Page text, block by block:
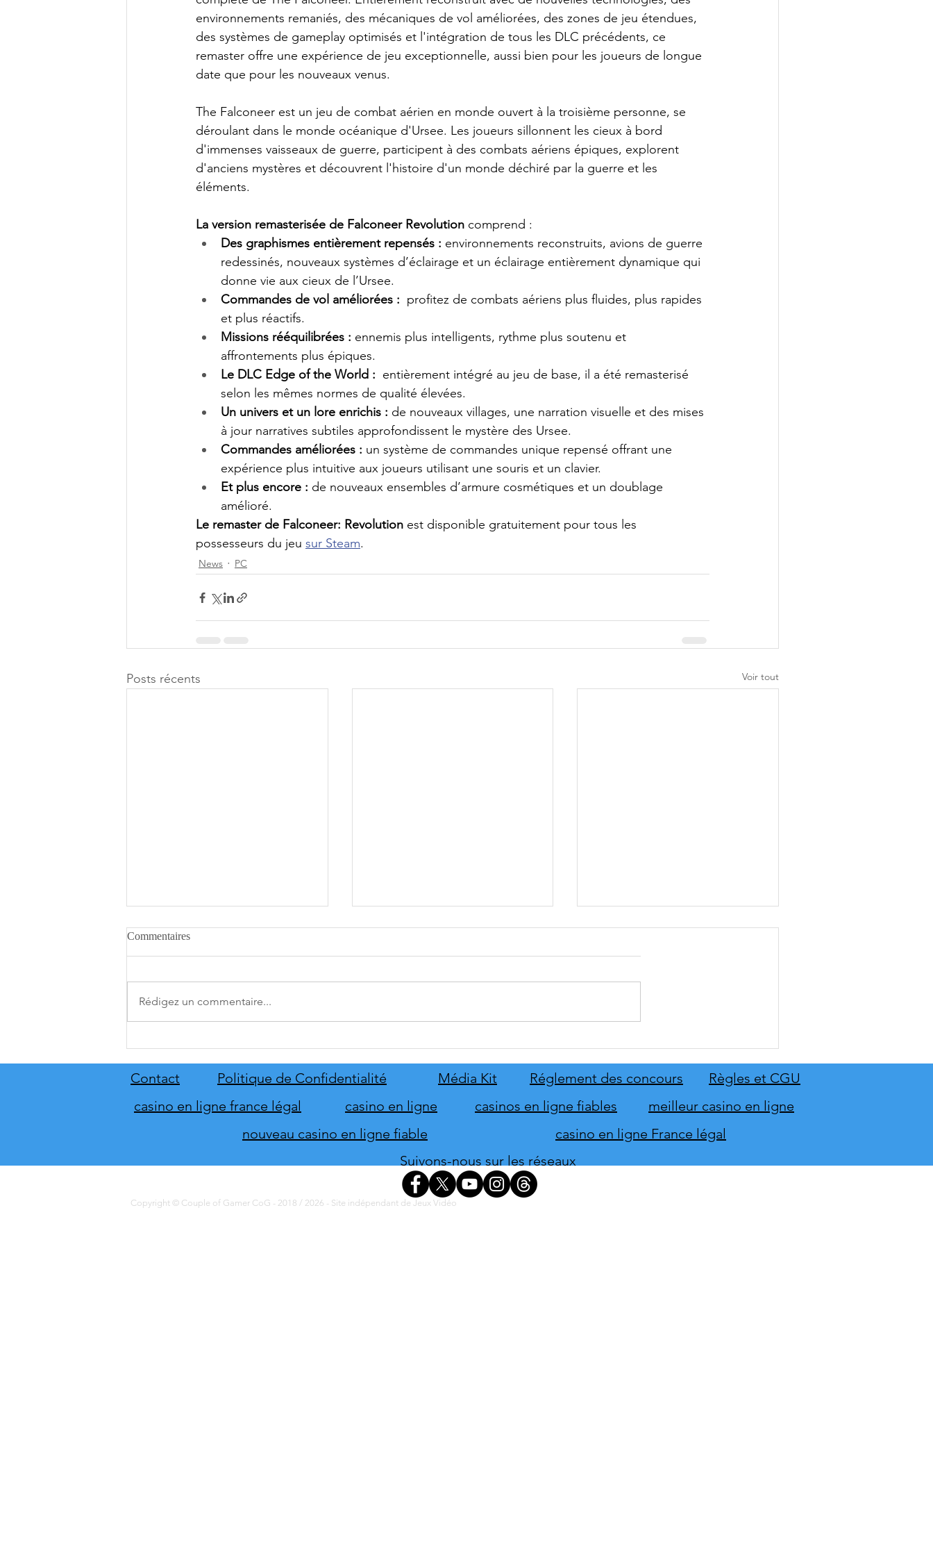
environnements remaniés, des mécaniques de vol améliorées, des zones de jeu étendues,
des systèmes de gameplay optimisés et l'intégration de tous les DLC précédents, ce
remaster offre une expérience de jeu exceptionnelle, aussi bien pour les joueurs de longue
date que pour les nouveaux venus.
The Falconeer est un jeu de combat aérien en monde ouvert à la troisième personne, se
déroulant dans le monde océanique d'Ursee. Les joueurs sillonnent les cieux à bord
d'immenses vaisseaux de guerre, participent à des combats aériens épiques, explorent
d'anciens mystères et découvrent l'histoire d'un monde déchiré par la guerre et les
éléments.
La version remasterisée de Falconeer Revolution comprend :
Des graphismes entièrement repensés : environnements reconstruits, avions de guerre
redessinés, nouveaux systèmes d’éclairage et un éclairage entièrement dynamique qui
donne vie aux cieux de l’Ursee.
Commandes de vol améliorées : profitez de combats aériens plus fluides, plus rapides
et plus réactifs.
Missions rééquilibrées : ennemis plus intelligents, rythme plus soutenu et
affrontements plus épiques.
Le DLC Edge of the World : entièrement intégré au jeu de base, il a été remasterisé
selon les mêmes normes de qualité élevées.
Un univers et un lore enrichis : de nouveaux villages, une narration visuelle et des mises
à jour narratives subtiles approfondissent le mystère des Ursee.
Commandes améliorées : un système de commandes unique repensé offrant une
expérience plus intuitive aux joueurs utilisant une souris et un clavier.
Et plus encore : de nouveaux ensembles d’armure cosmétiques et un doublage
amélioré.
Le remaster de Falconeer: Revolution est disponible gratuitement pour tous les
possesseurs du jeu sur Steam.
News PC
Posts récents Voir tout
Kourou
Smart Board 1150 et le Smart
Terminal ST-1150
Commentaires
Rédigez un commentaire...
Contact Politique de Confidentialité Média Kit Règles et CGU
Réglement des concours
casino en ligne france légal
meilleur casino en ligne
casino en ligne
casinos en ligne fiables
nouveau casino en ligne fiable
casino en ligne France légal
Suivons-nous sur les réseaux
Copyright © Couple of Gamer CoG - 2018 / 2026 - Site indépendant de Jeux Vidéo